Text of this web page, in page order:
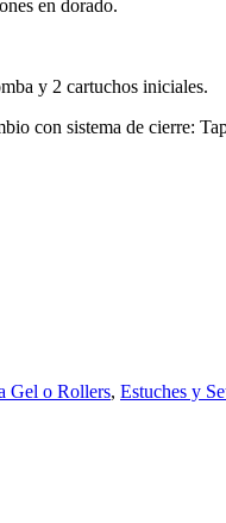
en dorado.
y 2 cartuchos iniciales.
con sistema de cierre:
Gel o Rollers, Estuches y